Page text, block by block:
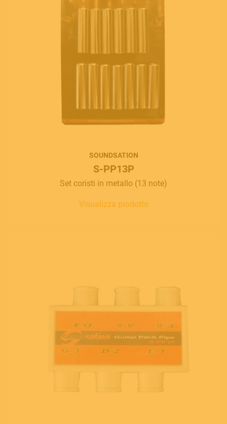
SOUNDSATION
S-PP13P
Set coristi in metallo (13 note)
Visualizza prodotto